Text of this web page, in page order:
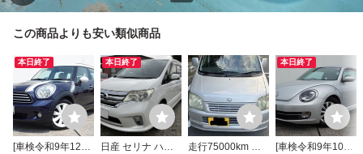
この商品よりも安い類似商品
本日終了
[車検令和9年12月
本日終了
日産 セリナ ハイ
走行75000km ワ
本日終了
[車検令和9年10月